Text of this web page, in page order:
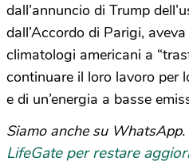
dall’annuncio di Trump
dall’Accordo di Parigi,
climatologi americani a
continuare il loro lavoro per
e di un’energia a basse
Siamo anche su WhatsApp.
LifeGate per restare